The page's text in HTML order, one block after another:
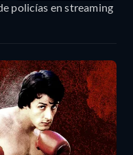
policías en streaming